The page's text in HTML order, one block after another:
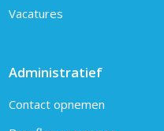
Vacatures
Administratief
Contact opnemen